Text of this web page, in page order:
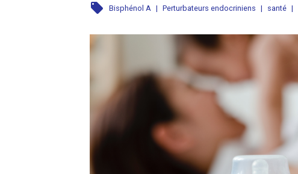
local_offer Bisphénol A | Perturbateurs endocriniens | santé |